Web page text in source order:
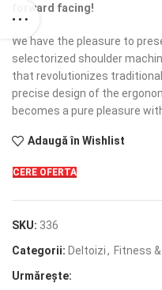
forward facing!
We have the pleasure to
selectorized shoulder
that revolutionizes
precise design of the
becomes a pure pleasure
Adaugă în Wishlist
CERE OFERTA
SKU: 336
Categorii: Deltoizi, Fitness
Urmărește: